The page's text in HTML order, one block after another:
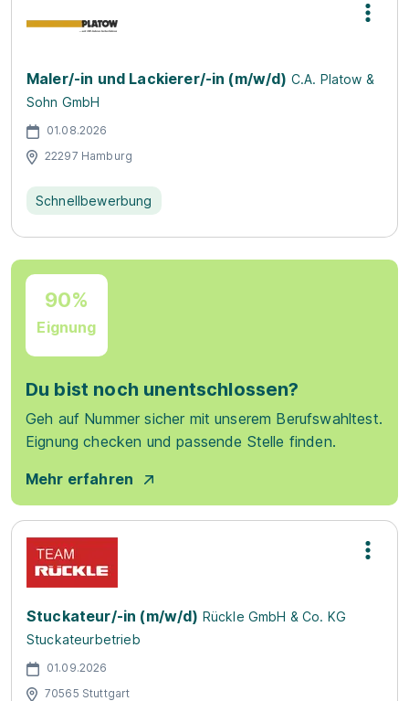
Maler/-in und Lackierer/-in (m/w/d) C.A. Platow &
Sohn GmbH
01.08.2026
22297 Hamburg
Schnellbewerbung
90%
Eignung
Du bist noch unentschlossen?
Geh auf Nummer sicher mit unserem Berufswahltest.
Eignung checken und passende Stelle finden.
Mehr erfahren
Stuckateur/-in (m/w/d) Rückle GmbH & Co. KG
Stuckateurbetrieb
01.09.2026
70565 Stuttgart